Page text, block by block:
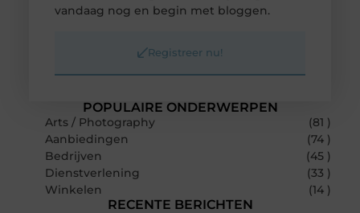
POPULAIRE ONDERWERPEN
Arts / Photography
(81 )
Aanbiedingen
(74 )
Bedrijven
(45 )
Dienstverlening
(33 )
Winkelen
(14 )
RECENTE BERICHTEN
vandaag nog en begin met bloggen.
Registreer nu!